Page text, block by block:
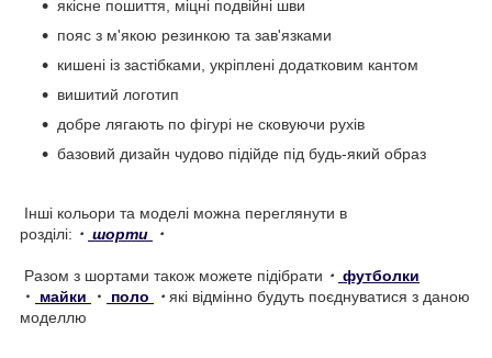
якісне пошиття, міцні подвійні шви
пояс з м'якою резинкою та зав'язками
кишені із застібками, укріплені додатковим кантом
вишитий логотип
добре лягають по фігурі не сковуючи рухів
базовий дизайн чудово підійде під будь-який образ
Інші кольори та моделі можна переглянути в
розділі: ・ шорти ・
Разом з шортами також можете підібрати ・ футболки
・
майки ・ поло ・ які відмінно будуть поєднуватися з даною
моделлю